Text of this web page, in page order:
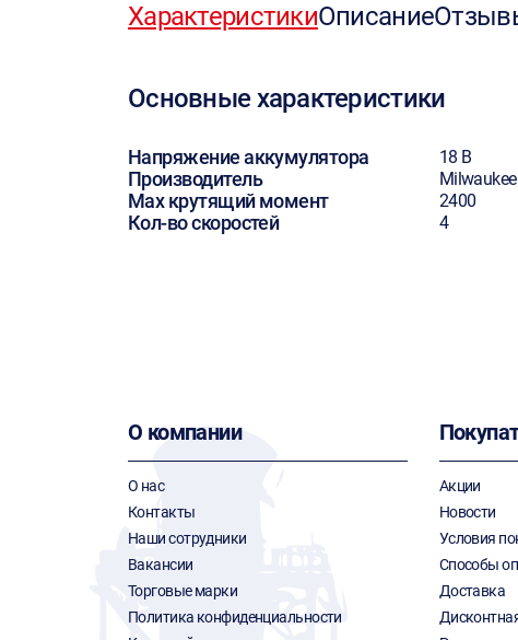
ХарактеристикиОписание
Основные характеристики
Напряжение аккумулятора 18 В
Производитель Milwaukee
Max крутящий момент 2400
Кол-во скоростей 4
О компании
О нас
Контакты
Наши сотрудники
Вакансии
Торговые марки
Политика конфиденциальности
Акции
Новости
Условия
Способы
Доставка